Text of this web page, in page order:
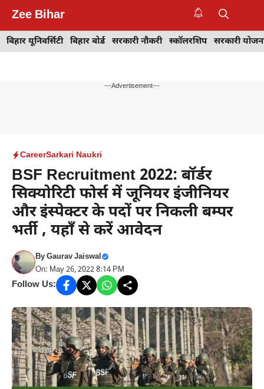
content
Zee Bihar
बिहार यूनिवर्सिटी बिहार बोर्ड सरकारी नौकरी स्कॉलरशिप सरकारी
---Advertisement---
CareerSarkari Naukri
BSF Recruitment 2022: बॉर्डर
सिक्योरिटी फोर्स में जूनियर इंजीनियर
और इंस्पेक्टर के पदों पर निकली बम्पर
भर्ती , यहाँ से करें आवेदन
ByGaurav Jaiswal
On: May 26, 2022 8:14 PM
Follow Us: